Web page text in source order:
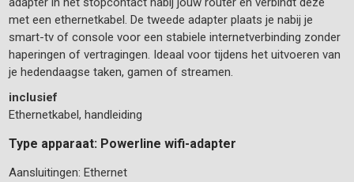
met een ethernetkabel. De tweede adapter plaats je nabij je
smart-tv of console voor een stabiele internetverbinding zonder
haperingen of vertragingen. Ideaal voor tijdens het uitvoeren van
je hedendaagse taken, gamen of streamen.
inclusief
Ethernetkabel, handleiding
Type apparaat: Powerline wifi-adapter
Aansluitingen: Ethernet